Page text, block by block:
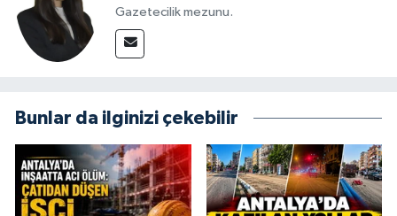
Gazetecilik mezunu.
Bunlar da ilginizi çekebilir